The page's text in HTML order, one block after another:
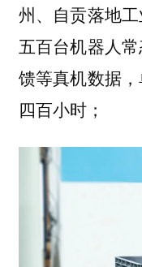
州、自贡落地
五百台机器人
馈等真机数据
四百小时；